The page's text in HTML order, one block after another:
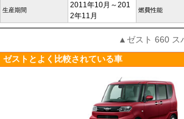
生産期間
2011年10月～201
2年11月
燃費性能
▲ゼスト 660 ス
ゼストとよく比較されている車